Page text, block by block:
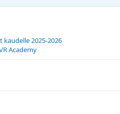
kaudelle 2025-2026
Academy